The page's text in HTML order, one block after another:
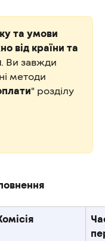
та умови
від країни та
. Ви завжди
методи
" розділу